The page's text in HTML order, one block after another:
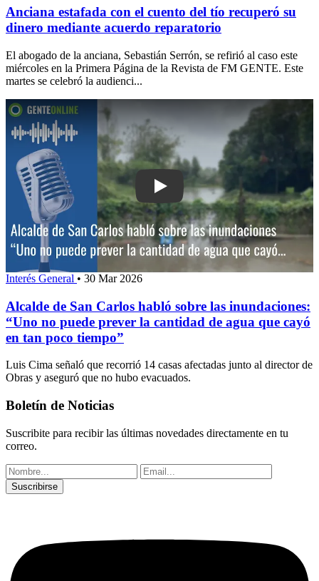
Anciana estafada con el cuento del tío recuperó su
dinero mediante acuerdo reparatorio
El abogado de la anciana, Sebastián Serrón, se refirió al caso este
miércoles en la Primera Página de la Revista de FM GENTE. Este
martes se celebró la audienci...
Play: Alcalde de San Carlos habló
Interés General • 30 Mar 2026
Alcalde de San Carlos habló sobre las inundaciones:
“Uno no puede prever la cantidad de agua que cayó
en tan poco tiempo”
Luis Cima señaló que recorrió 14 casas afectadas junto al director de
Obras y aseguró que no hubo evacuados.
Boletín de Noticias
Suscribite para recibir las últimas novedades directamente en tu
correo.
Suscribirse